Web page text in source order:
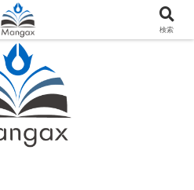
らMangax（マンガックス）
検索